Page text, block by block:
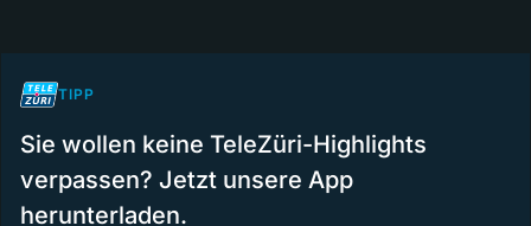
TIPP
Sie wollen keine TeleZüri-Highlights
verpassen? Jetzt unsere App
herunterladen.